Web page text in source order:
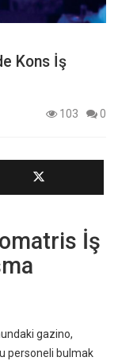
Kons İş
103
0
İş
gazino,
personeli bulmak